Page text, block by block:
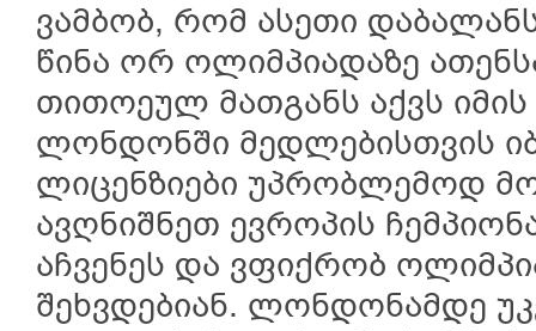
ვამბობ, რომ ასეთი
წინა ორ ოლიმპიადაზე
თითოეულ მათგანს აქვს
ლონდონში მედლებისთვის
ლიცენზიები უპრობლემოდ
ავღნიშნეთ ევროპის
აჩვენეს და ვფიქრობ
შეხვდებიან. ლონდონამდე